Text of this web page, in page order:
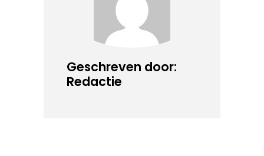
Geschreven door:
Redactie